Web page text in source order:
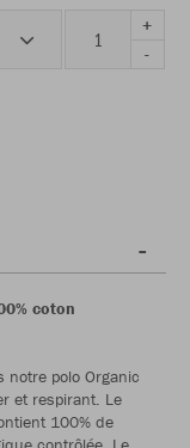
+
-
coton
polo Organic
et respirant. Le
100% de